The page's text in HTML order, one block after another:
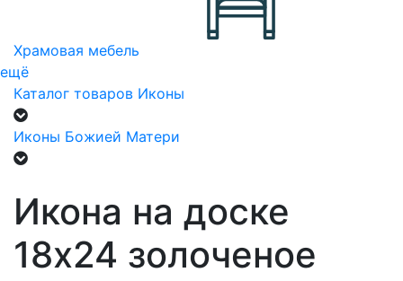
Храмовая мебель
ещё
Каталог товаров Иконы
Иконы Божией Матери
Икона на доске
18х24 золоченое